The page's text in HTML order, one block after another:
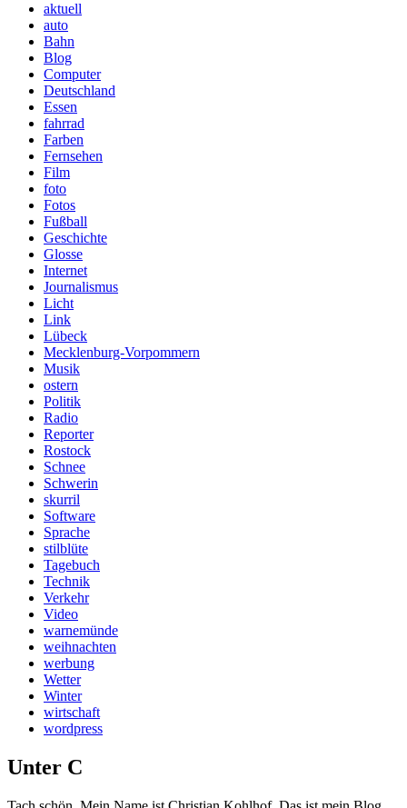
aktuell
auto
Bahn
Blog
Computer
Deutschland
Essen
fahrrad
Farben
Fernsehen
Film
foto
Fotos
Fußball
Geschichte
Glosse
Internet
Journalismus
Licht
Link
Lübeck
Mecklenburg-Vorpommern
Musik
ostern
Politik
Radio
Reporter
Rostock
Schnee
Schwerin
skurril
Software
Sprache
stilblüte
Tagebuch
Technik
Verkehr
Video
warnemünde
weihnachten
werbung
Wetter
Winter
wirtschaft
wordpress
Unter C